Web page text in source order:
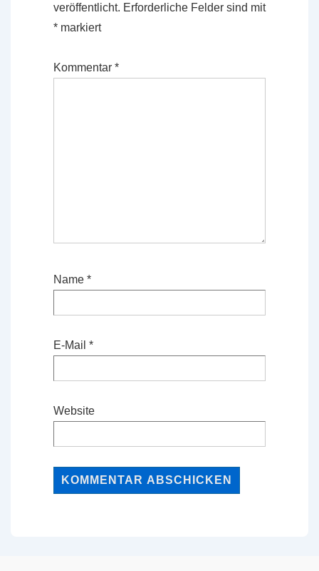
veröffentlicht. Erforderliche Felder sind mit
* markiert
Kommentar *
Name *
E-Mail *
Website